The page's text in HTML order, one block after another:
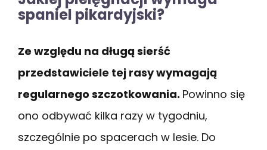
spaniel pikardyjski?
Ze względu na długą sierść
przedstawiciele tej rasy wymagają
regularnego szczotkowania. Powinno się
ono odbywać kilka razy w tygodniu,
szczególnie po spacerach w lesie. Do